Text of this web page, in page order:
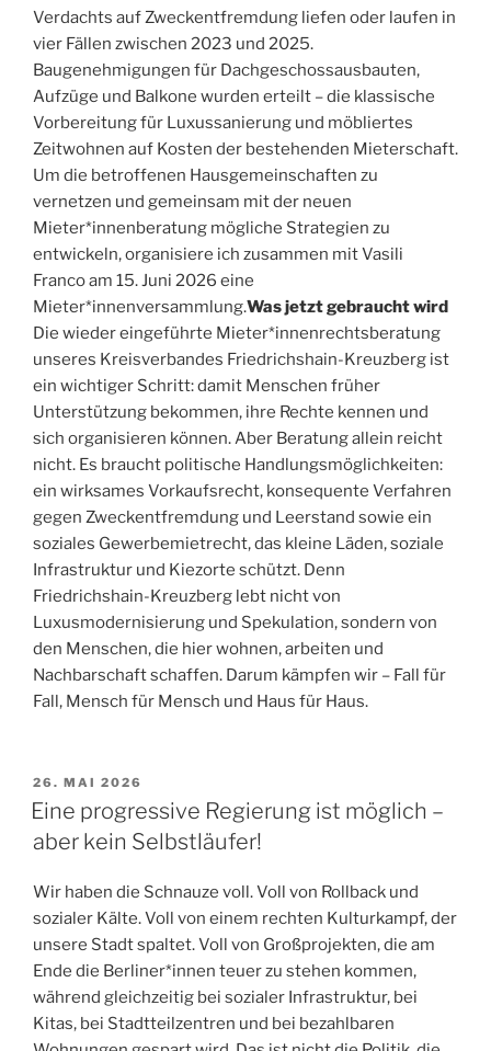
Verdachts auf Zweckentfremdung liefen oder laufen in
vier Fällen zwischen 2023 und 2025.
Baugenehmigungen für Dachgeschossausbauten,
Aufzüge und Balkone wurden erteilt – die klassische
Vorbereitung für Luxussanierung und möbliertes
Zeitwohnen auf Kosten der bestehenden Mieterschaft.
Um die betroffenen Hausgemeinschaften zu
vernetzen und gemeinsam mit der neuen
Mieter*innenberatung mögliche Strategien zu
entwickeln, organisiere ich zusammen mit Vasili
Franco am 15. Juni 2026 eine
Mieter*innenversammlung.Was jetzt gebraucht wird
Die wieder eingeführte Mieter*innenrechtsberatung
unseres Kreisverbandes Friedrichshain-Kreuzberg ist
ein wichtiger Schritt: damit Menschen früher
Unterstützung bekommen, ihre Rechte kennen und
sich organisieren können. Aber Beratung allein reicht
nicht. Es braucht politische Handlungsmöglichkeiten:
ein wirksames Vorkaufsrecht, konsequente Verfahren
gegen Zweckentfremdung und Leerstand sowie ein
soziales Gewerbemietrecht, das kleine Läden, soziale
Infrastruktur und Kiezorte schützt. Denn
Friedrichshain-Kreuzberg lebt nicht von
Luxusmodernisierung und Spekulation, sondern von
den Menschen, die hier wohnen, arbeiten und
Nachbarschaft schaffen. Darum kämpfen wir – Fall für
Fall, Mensch für Mensch und Haus für Haus.
VERÖFFENTLICHT
AM
26. MAI 2026
Eine progressive Regierung ist möglich –
aber kein Selbstläufer!
Wir haben die Schnauze voll. Voll von Rollback und
sozialer Kälte. Voll von einem rechten Kulturkampf, der
unsere Stadt spaltet. Voll von Großprojekten, die am
Ende die Berliner*innen teuer zu stehen kommen,
während gleichzeitig bei sozialer Infrastruktur, bei
Kitas, bei Stadtteilzentren und bei bezahlbaren